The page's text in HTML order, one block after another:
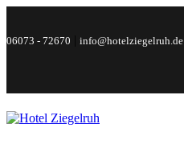
06073 - 72670 info@hotelziegelruh.de